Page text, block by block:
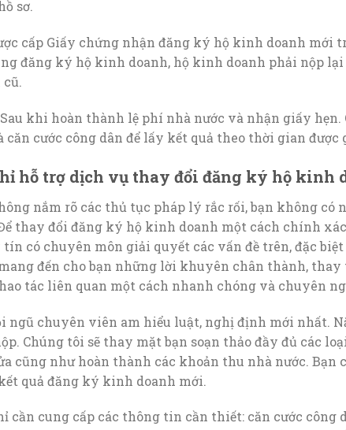
sơ.
cấp Giấy chứng nhận đăng ký hộ kinh doanh mới
đăng ký hộ kinh doanh, hộ kinh doanh phải nộp
khi hoàn thành lệ phí nhà nước và nhận giấy
căn cước công dân để lấy kết quả theo thời gian được
hỗ trợ dịch vụ thay đổi đăng ký hộ kinh
nắm rõ các thủ tục pháp lý rắc rối, bạn không có
thay đổi đăng ký hộ kinh doanh một cách chính
có chuyên môn giải quyết các vấn đề trên, đặc
đến cho bạn những lời khuyên chân thành, thay
tác liên quan một cách nhanh chóng và chuyên
ngũ chuyên viên am hiểu luật, nghị định mới nhất.
Chúng tôi sẽ thay mặt bạn soạn thảo đầy đủ các
cũng như hoàn thành các khoản thu nhà nước. Bạn
quả đăng ký kinh doanh mới.
cần cung cấp các thông tin cần thiết: căn cước công